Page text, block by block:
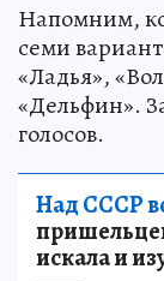
Напомним,
семи
«Ладья»,
«Дельфин».
голосов.
Над СССР
искала и